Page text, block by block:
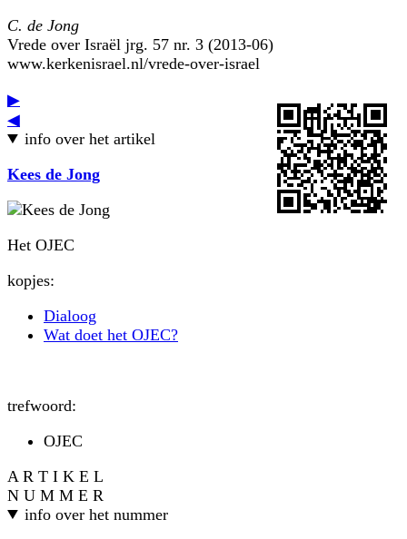
C. de Jong
Vrede over Israël jrg. 57 nr. 3 (2013-06)
www.kerkenisrael.nl/vrede-over-israel
▶
◀
info over het artikel
Kees de Jong
Het OJEC
kopjes:
Dialoog
Wat doet het OJEC?
trefwoord:
OJEC
A R T I K E L
N U M M E R
info over het nummer